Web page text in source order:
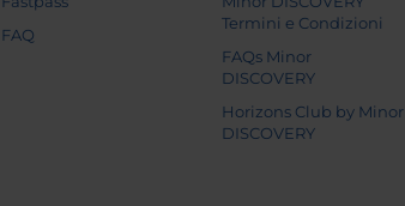
FAQ
Termini e Condizioni
FAQs Minor
DISCOVERY
Horizons Club by Minor
DISCOVERY